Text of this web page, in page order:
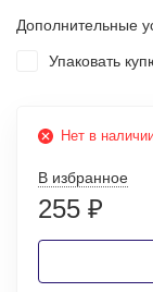
Дополнительные
Упаковать
Нет в
В избранное
255 ₽